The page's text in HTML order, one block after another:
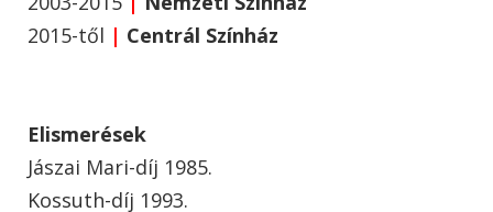
2015-től | Centrál Színház
Elismerések
Jászai Mari-díj 1985.
Kossuth-díj 1993.